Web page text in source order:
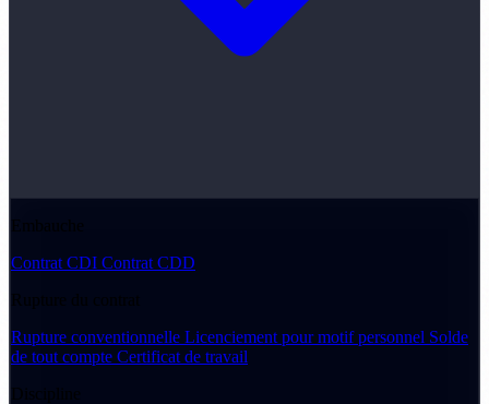
Embauche
Contrat CDI Contrat CDD
Rupture du contrat
Rupture conventionnelle Licenciement pour motif personnel Solde
de tout compte Certificat de travail
Discipline